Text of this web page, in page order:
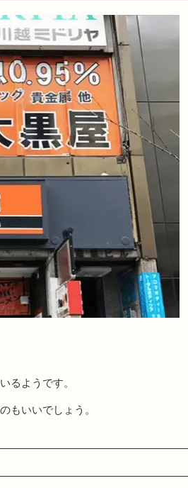
るようです。
もいいでしょう。